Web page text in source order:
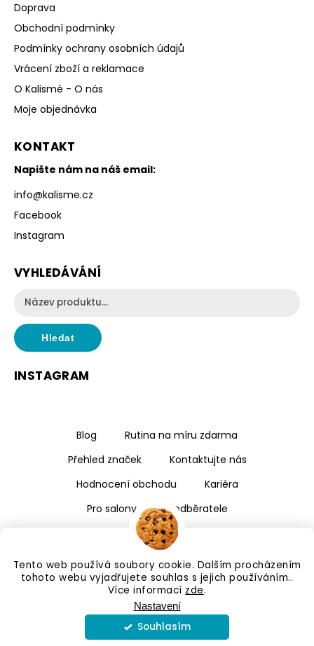
Tento web používá soubory cookie. Dalším procházením
tohoto webu vyjadřujete souhlas s jejich používáním..
Více informací zde.
Nastavení
Souhlasím
Doprava
Obchodní podmínky
Podmínky ochrany osobních údajů
Vrácení zboží a reklamace
O Kalismé - O nás
Moje objednávka
KONTAKT
Napište nám na náš email:
info@kalisme.cz
Facebook
Instagram
VYHLEDÁVÁNÍ
Hledat
INSTAGRAM
Blog
Rutina na míru zdarma
Přehled značek
Kontaktujte nás
Hodnocení obchodu
Kariéra
Pro salony a velkoodběratele